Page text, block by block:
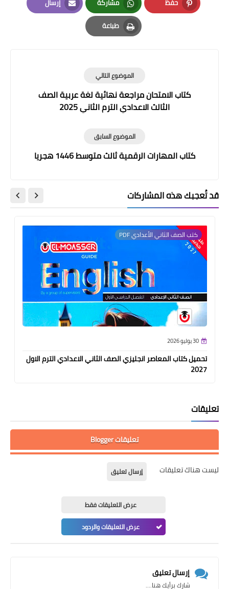
حفظ
Pinterest
مشاركة
Whatsapp
إرسال
Email
طباعة
Print
الموضوع التالي
كتاب الامتحان مراجعة نهائية لغة عربية الصف
الثالث الاعدادي الترم الثاني 2025
الموضوع السابق
كتاب المهارات الرقمية ثالث متوسط 1446 هجريا
قد تُعجبك هذه المشاركات
كتب الصف الثاني الأعدادي PDF
30 يوليو 2026
تحميل كتاب المعاصر انجليزي الصف الثاني الاعدادي الترم الاول
2027
تعليقات
تعليقات Blogger
ليست هناك تعليقات إرسال تعليق
عرض التعليقات فقط
عرض التعليقات والردود
إرسال تعليق
شارك برأيك هنا....